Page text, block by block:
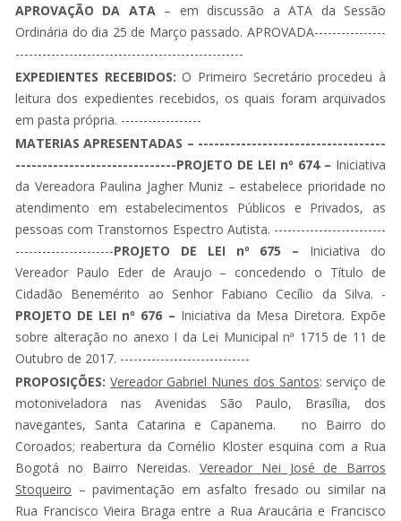
APROVAÇÃO DA ATA – em discussão a ATA da Sessão
Ordinária do dia 25 de Março passado. APROVADA----------------
---------------------------------------------------
EXPEDIENTES RECEBIDOS:O Primeiro Secretário procedeu à
leitura dos expedientes recebidos, os quais foram arquivados
em pasta própria. ------------------
MATERIAS APRESENTADAS – -----------------------------------
------------------------------PROJETO DE LEI nº 674 – Iniciativa
da Vereadora Paulina Jagher Muniz – estabelece prioridade no
atendimento em estabelecimentos Públicos e Privados, as
pessoas com Transtornos Espectro Autista. -------------------------
----------------------PROJETO DE LEI nº 675 – Iniciativa do
Vereador Paulo Eder de Araujo – concedendo o Título de
Cidadão Benemérito ao Senhor Fabiano Cecílio da Silva. -
PROJETO DE LEI nº 676 – Iniciativa da Mesa Diretora. Expõe
sobre alteração no anexo I da Lei Municipal nª 1715 de 11 de
Outubro de 2017. -----------------------------
PROPOSIÇÕES: Vereador Gabriel Nunes dos Santos: serviço de
motoniveladora nas Avenidas São Paulo, Brasília, dos
navegantes, Santa Catarina e Capanema. no Bairro do
Coroados; reabertura da Cornélio Kloster esquina com a Rua
Bogotá no Bairro Nereidas. Vereador Nei José de Barros
Stoqueiro – pavimentação em asfalto fresado ou similar na
Rua Francisco Vieira Braga entre a Rua Araucária e Francisco